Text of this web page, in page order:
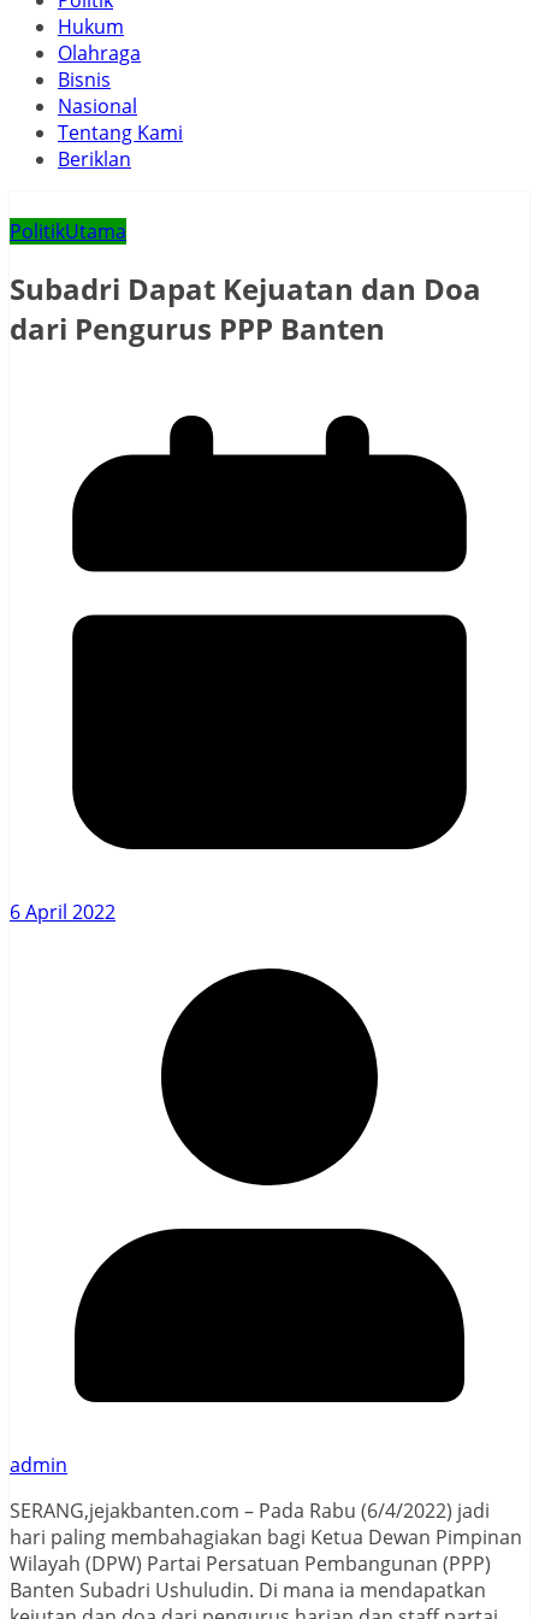
Hukum
Olahraga
Bisnis
Nasional
Tentang Kami
Beriklan
PolitikUtama
Subadri Dapat Kejuatan dan Doa
dari Pengurus PPP Banten
6 April 2022
admin
SERANG,jejakbanten.com – Pada Rabu (6/4/2022) jadi
hari paling membahagiakan bagi Ketua Dewan Pimpinan
Wilayah (DPW) Partai Persatuan Pembangunan (PPP)
Banten Subadri Ushuludin. Di mana ia mendapatkan